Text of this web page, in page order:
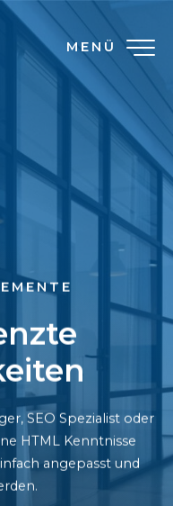
MENÜ
SEO Spezialist oder
HTML Kenntnisse
angepasst und